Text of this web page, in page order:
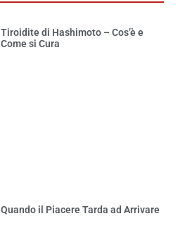
Tiroidite di Hashimoto – Cos’è e
Come si Cura
Quando il Piacere Tarda ad Arrivare